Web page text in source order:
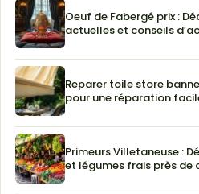
Oeuf de Fabergé prix :
actuelles et conseils
Reparer toile store
pour une réparation
Primeurs Villetaneuse :
et légumes frais près de